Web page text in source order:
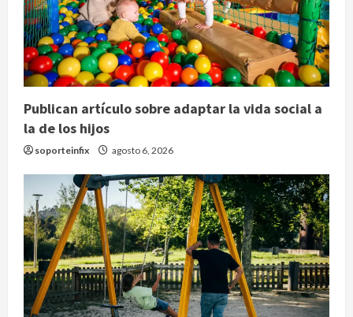
Publican artículo sobre adaptar la vida social a
la de los hijos
soporteinfix agosto 6, 2026